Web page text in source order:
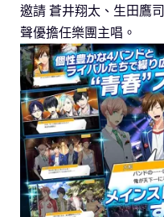
邀請 蒼井翔太、生田鷹
聲優擔任樂團主唱。